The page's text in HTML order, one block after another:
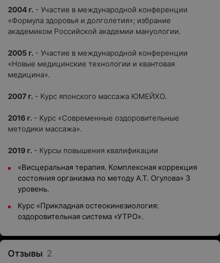
2004 г. - Участие в международной конференции
«Формула здоровья и долголетия»; избрание
академиком Российской академии мануологии.
2005 г. - Участие в международной конференции
«Новые медицинские технологии и квантовая
медицина».
2007 г. - Курс японского массажа ЮМЕЙХО.
2016 г. - Курс «Современные оздоровительные
методики массажа».
2019 г. - Курсы повышения квалификации
«Висцеральная терапия. Комплексная коррекция
состояния организма по методу А.Т. Огулова» 3
уровень.
Курс «Прикладная остеокинезиология:
оздоровительная система «УТРО».
Отзывы 2